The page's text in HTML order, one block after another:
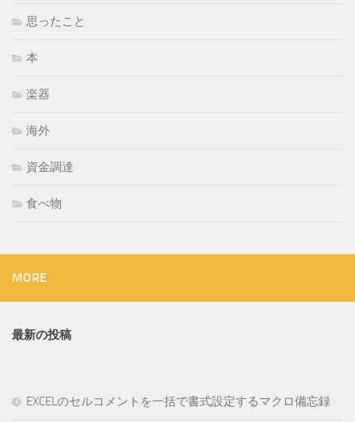
思ったこと
本
楽器
海外
資金調達
食べ物
MORE
最新の投稿
EXCELのセルコメントを一括で書式設定するマクロ備忘録